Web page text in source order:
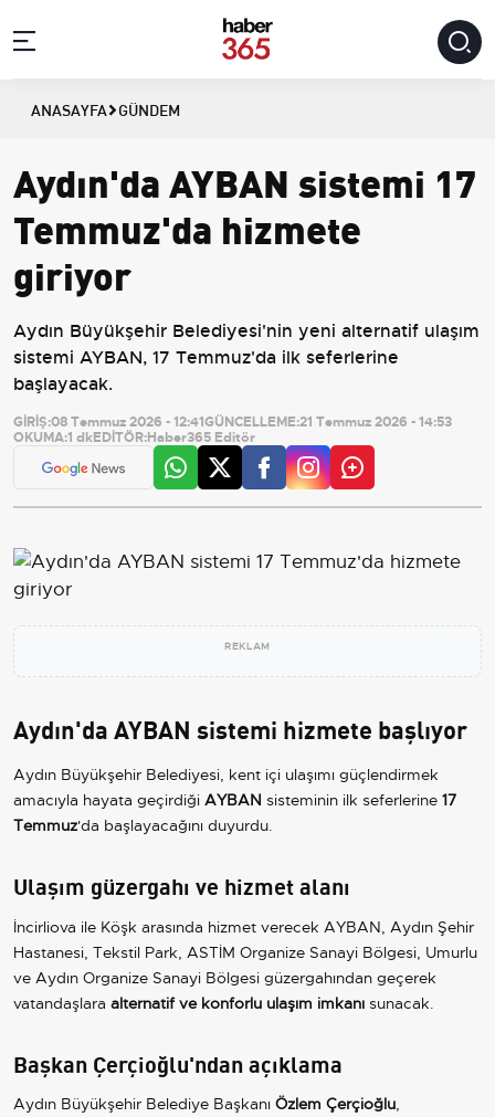
ANASAYFA GÜNDEM
Aydın'da AYBAN sistemi 17
Temmuz'da hizmete
giriyor
Aydın Büyükşehir Belediyesi'nin yeni alternatif ulaşım
sistemi AYBAN, 17 Temmuz'da ilk seferlerine
başlayacak.
GİRİŞ:08 Temmuz 2026 - 12:41GÜNCELLEME:21 Temmuz 2026 - 14:53
OKUMA:1 dkEDİTÖR:Haber365 Editör
REKLAM
Aydın'da AYBAN sistemi hizmete başlıyor
Aydın Büyükşehir Belediyesi, kent içi ulaşımı güçlendirmek
amacıyla hayata geçirdiği AYBAN sisteminin ilk seferlerine 17
Temmuz'da başlayacağını duyurdu.
Ulaşım güzergahı ve hizmet alanı
İncirliova ile Köşk arasında hizmet verecek AYBAN, Aydın Şehir
Hastanesi, Tekstil Park, ASTİM Organize Sanayi Bölgesi, Umurlu
ve Aydın Organize Sanayi Bölgesi güzergahından geçerek
vatandaşlara alternatif ve konforlu ulaşım imkanı sunacak.
Başkan Çerçioğlu'ndan açıklama
Aydın Büyükşehir Belediye Başkanı Özlem Çerçioğlu,